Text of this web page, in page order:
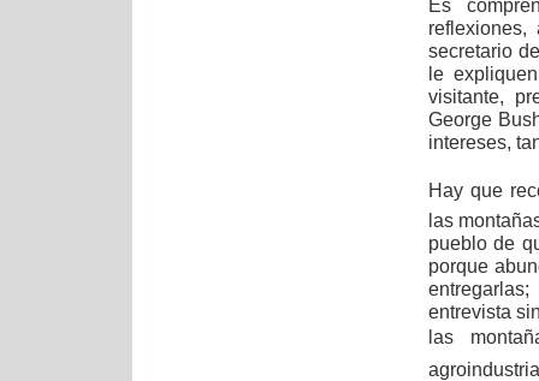
Es
secretario
le
visitante,
George
intereses,
Hay que
las
pueblo de
porque
entrevista
las